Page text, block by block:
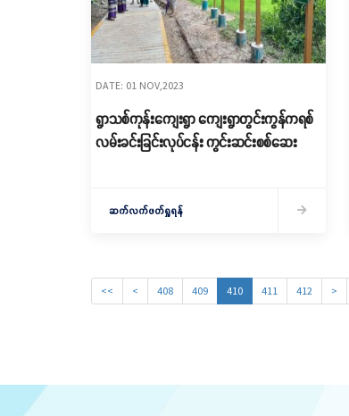
DATE: 01 NOV,2023
ရွာသစ်ကုန်းကျေးရွာ ကျေးရွာတွင်းကွန်ကရစ်
လမ်းခင်းခြင်းလုပ်ငန်း ကွင်းဆင်းစစ်ဆေး
ဆက်လက်ဖတ်ရှုရန်
<< < 408 409 410 411 412 >